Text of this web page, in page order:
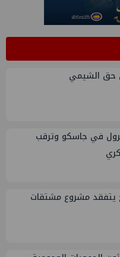
حق الشيمي
في جاسكو وترقب
يتفقد مشروع مشتقات